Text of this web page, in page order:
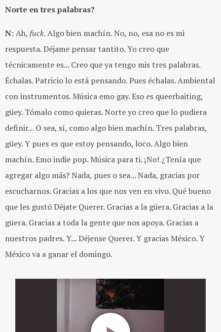
Norte en tres palabras?
N: Ah, fuck. Algo bien machín. No, no, esa no es mi
respuesta. Déjame pensar tantito. Yo creo que
técnicamente es... Creo que ya tengo mis tres palabras.
Échalas. Patricio lo está pensando. Pues échalas. Ambiental
con instrumentos. Música emo gay. Eso es queerbaiting,
güey. Tómalo como quieras. Norte yo creo que lo pudiera
definir... O sea, sí, como algo bien machín. Tres palabras,
güey. Y pues es que estoy pensando, loco. Algo bien
machín. Emo indie pop. Música para ti. ¡No! ¿Tenía que
agregar algo más? Nada, pues o sea... Nada, gracias por
escucharnos. Gracias a los que nos ven en vivo. Qué bueno
que les gustó Déjate Querer. Gracias a la güera. Gracias a la
güera. Gracias a toda la gente que nos apoya. Gracias a
nuestros padres. Y... Déjense Querer. Y gracias México. Y
México va a ganar el domingo.